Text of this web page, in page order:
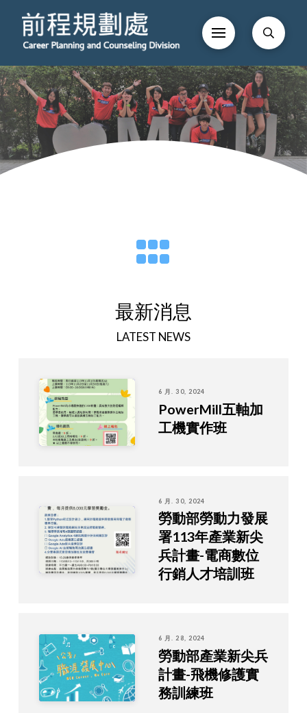
最新消息
LATEST NEWS
6 月. 30, 2024
PowerMill五軸加
工機實作班
6 月. 30, 2024
勞動部勞動力發展
署113年產業新尖
兵計畫-電商數位
行銷人才培訓班
6 月. 28, 2024
勞動部產業新尖兵
計畫-飛機修護實
務訓練班